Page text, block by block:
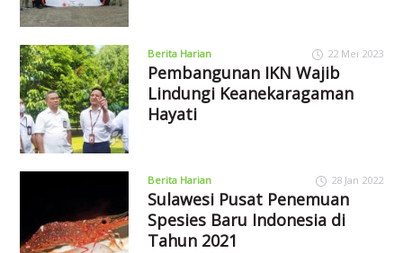
Berita Harian 22 Mei 2023
Pembangunan IKN Wajib
Lindungi Keanekaragaman
Hayati
Berita Harian 28 Jan 2022
Sulawesi Pusat Penemuan
Spesies Baru Indonesia di
Tahun 2021